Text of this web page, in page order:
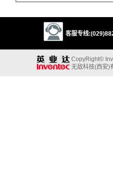
客服专线
CopyRight©
无敌科技(西安)